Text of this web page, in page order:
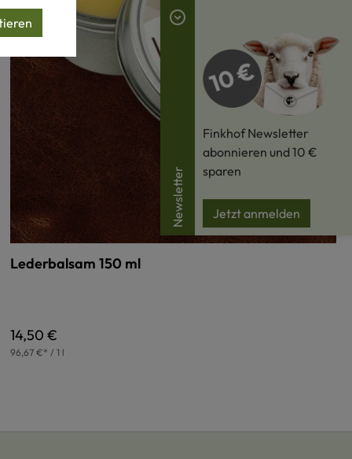
Lederbalsam 150 ml
Regulärer Preis:
14,50 €
96,67 €* / 1 l
Newsletter
Finkhof Newsletter
abonnieren und 10 €
sparen
Jetzt anmelden